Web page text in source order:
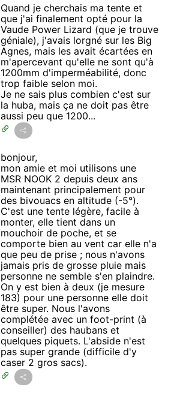
Quand je cherchais ma tente et
que j'ai finalement opté pour la
Vaude Power Lizard (que je trouve
géniale), j'avais lorgné sur les Big
Agnes, mais les avait écartées en
m'apercevant qu'elle ne sont qu'à
1200mm d'imperméabilité, donc
trop faible selon moi.
Je ne sais plus combien c'est sur
la huba, mais ça ne doit pas être
aussi peu que 1200...
bonjour,
mon amie et moi utilisons une
MSR NOOK 2 depuis deux ans
maintenant principalement pour
des bivouacs en altitude (-5°).
C'est une tente légère, facile à
monter, elle tient dans un
mouchoir de poche, et se
comporte bien au vent car elle n'a
que peu de prise ; nous n'avons
jamais pris de grosse pluie mais
personne ne semble s'en plaindre.
On y est bien à deux (je mesure
183) pour une personne elle doit
être super. Nous l'avons
complétée avec un foot-print (à
conseiller) des haubans et
quelques piquets. L'abside n'est
pas super grande (difficile d'y
caser 2 gros sacs).